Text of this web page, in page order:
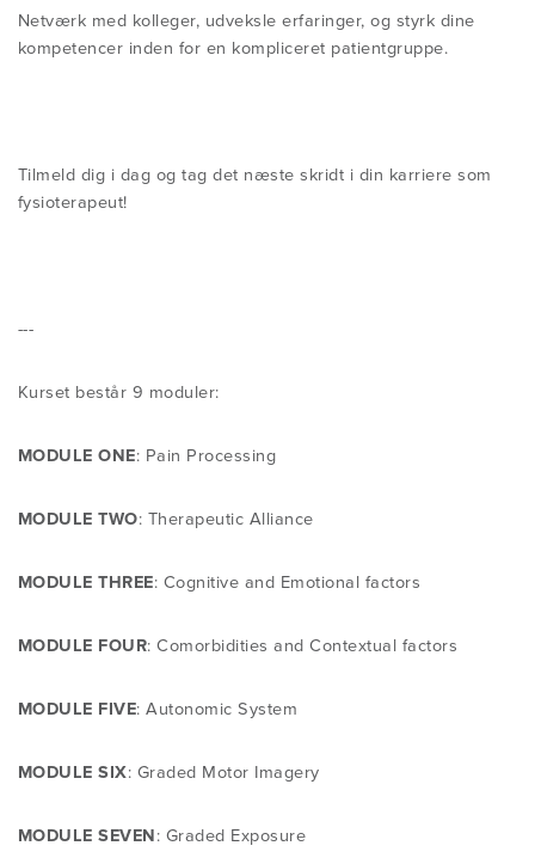
Netværk med kolleger, udveksle erfaringer, og styrk dine
kompetencer inden for en kompliceret patientgruppe.
Tilmeld dig i dag og tag det næste skridt i din karriere som
fysioterapeut!
---
Kurset består 9 moduler:
MODULE ONE: Pain Processing
MODULE TWO: Therapeutic Alliance
MODULE THREE: Cognitive and Emotional factors
MODULE FOUR: Comorbidities and Contextual factors
MODULE FIVE: Autonomic System
MODULE SIX: Graded Motor Imagery
MODULE SEVEN: Graded Exposure